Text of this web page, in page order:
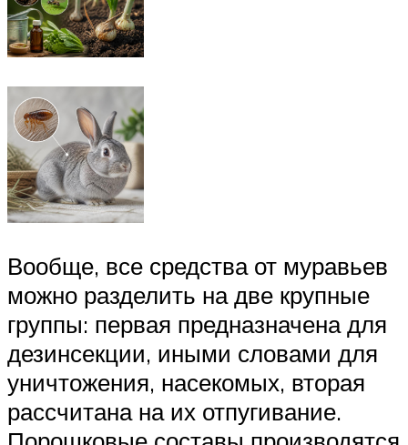
Вообще, все средства от муравьев
можно разделить на две крупные
группы: первая предназначена для
дезинсекции, иными словами для
уничтожения, насекомых, вторая
рассчитана на их отпугивание.